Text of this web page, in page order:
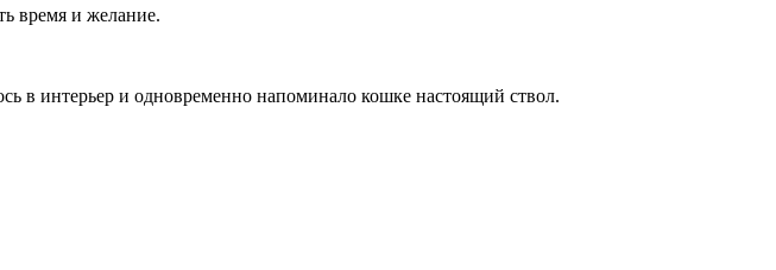
время и желание.
в интерьер и одновременно напоминало кошке настоящий ствол.